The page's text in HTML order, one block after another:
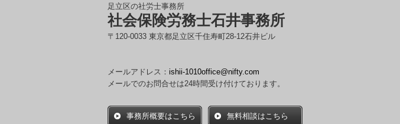
足立区の社労士事務所
社会保険労務士石井事務所
〒120-0033 東京都足立区千住寿町28-12石井ビル
メールアドレス： ishii-1010office@nifty.com
メールでのお問合せは24時間受け付けております。
事務所概要はこちら 無料相談はこちら